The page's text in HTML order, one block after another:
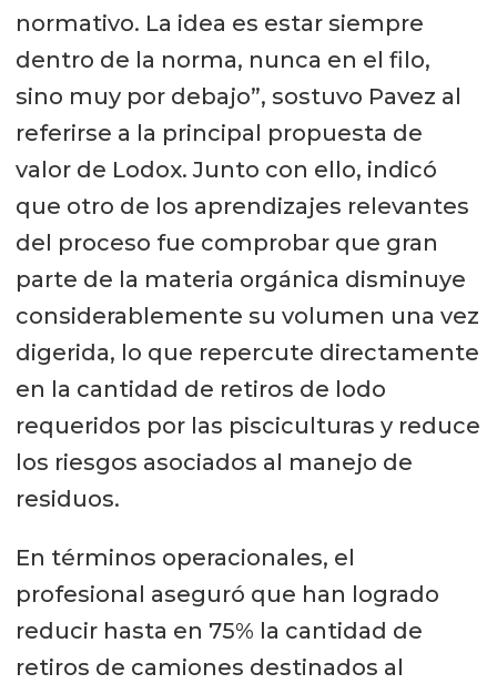
normativo. La idea es estar siempre
dentro de la norma, nunca en el filo,
sino muy por debajo”, sostuvo Pavez al
referirse a la principal propuesta de
valor de Lodox. Junto con ello, indicó
que otro de los aprendizajes relevantes
del proceso fue comprobar que gran
parte de la materia orgánica disminuye
considerablemente su volumen una vez
digerida, lo que repercute directamente
en la cantidad de retiros de lodo
requeridos por las pisciculturas y reduce
los riesgos asociados al manejo de
residuos.
En términos operacionales, el
profesional aseguró que han logrado
reducir hasta en 75% la cantidad de
retiros de camiones destinados al